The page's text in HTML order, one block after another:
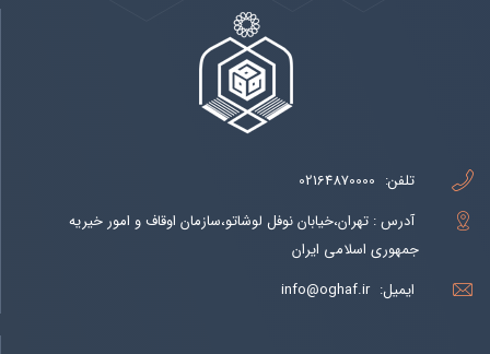
تلفن: 02164870000
آدرس : تهران،خیابان نوفل لوشاتو،سازمان اوقاف و امور خیریه
جمهوری اسلامی ایران
ایمیل: info@oghaf.ir